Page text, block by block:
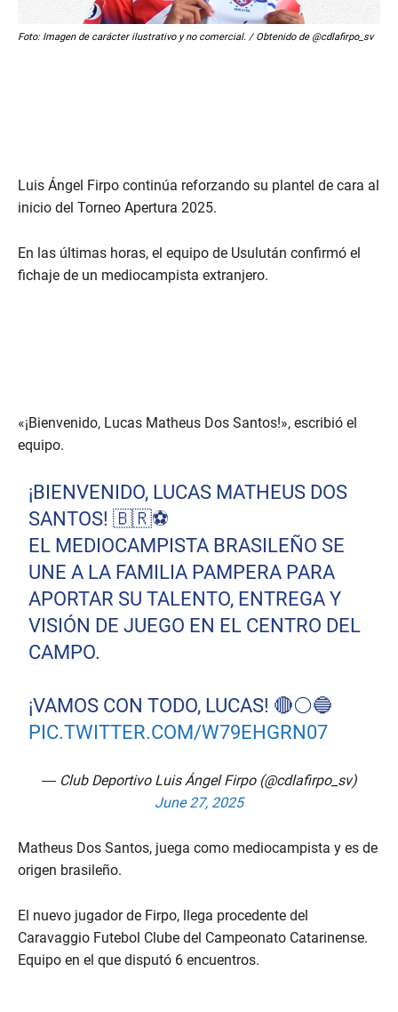
Foto: Imagen de carácter ilustrativo y no comercial. / Obtenido de @cdlafirpo_sv
Luis Ángel Firpo continúa reforzando su plantel de cara al
inicio del Torneo Apertura 2025.
En las últimas horas, el equipo de Usulután confirmó el
fichaje de un mediocampista extranjero.
«¡Bienvenido, Lucas Matheus Dos Santos!», escribió el
equipo.
¡BIENVENIDO, LUCAS MATHEUS DOS
SANTOS! 🇧🇷⚽️
EL MEDIOCAMPISTA BRASILEÑO SE
UNE A LA FAMILIA PAMPERA PARA
APORTAR SU TALENTO, ENTREGA Y
VISIÓN DE JUEGO EN EL CENTRO DEL
CAMPO.
¡VAMOS CON TODO, LUCAS! 🔴⚪🔵
PIC.TWITTER.COM/W79EHGRN07
— Club Deportivo Luis Ángel Firpo (@cdlafirpo_sv)
June 27, 2025
Matheus Dos Santos, juega como mediocampista y es de
origen brasileño.
El nuevo jugador de Firpo, llega procedente del
Caravaggio Futebol Clube del Campeonato Catarinense.
Equipo en el que disputó 6 encuentros.